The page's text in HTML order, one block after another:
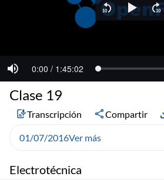
Electrotécnica
Clase 19
Transcripción Compartir
01/07/2016Ver más